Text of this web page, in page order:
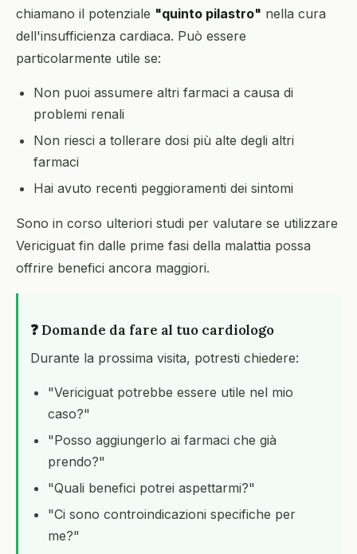
chiamano il potenziale "quinto pilastro" nella cura
dell'insufficienza cardiaca. Può essere
particolarmente utile se:
Non puoi assumere altri farmaci a causa di
problemi renali
Non riesci a tollerare dosi più alte degli altri
farmaci
Hai avuto recenti peggioramenti dei sintomi
Sono in corso ulteriori studi per valutare se utilizzare
Vericiguat fin dalle prime fasi della malattia possa
offrire benefici ancora maggiori.
❓ Domande da fare al tuo cardiologo
Durante la prossima visita, potresti chiedere:
"Vericiguat potrebbe essere utile nel mio
caso?"
"Posso aggiungerlo ai farmaci che già
prendo?"
"Quali benefici potrei aspettarmi?"
"Ci sono controindicazioni specifiche per
me?"